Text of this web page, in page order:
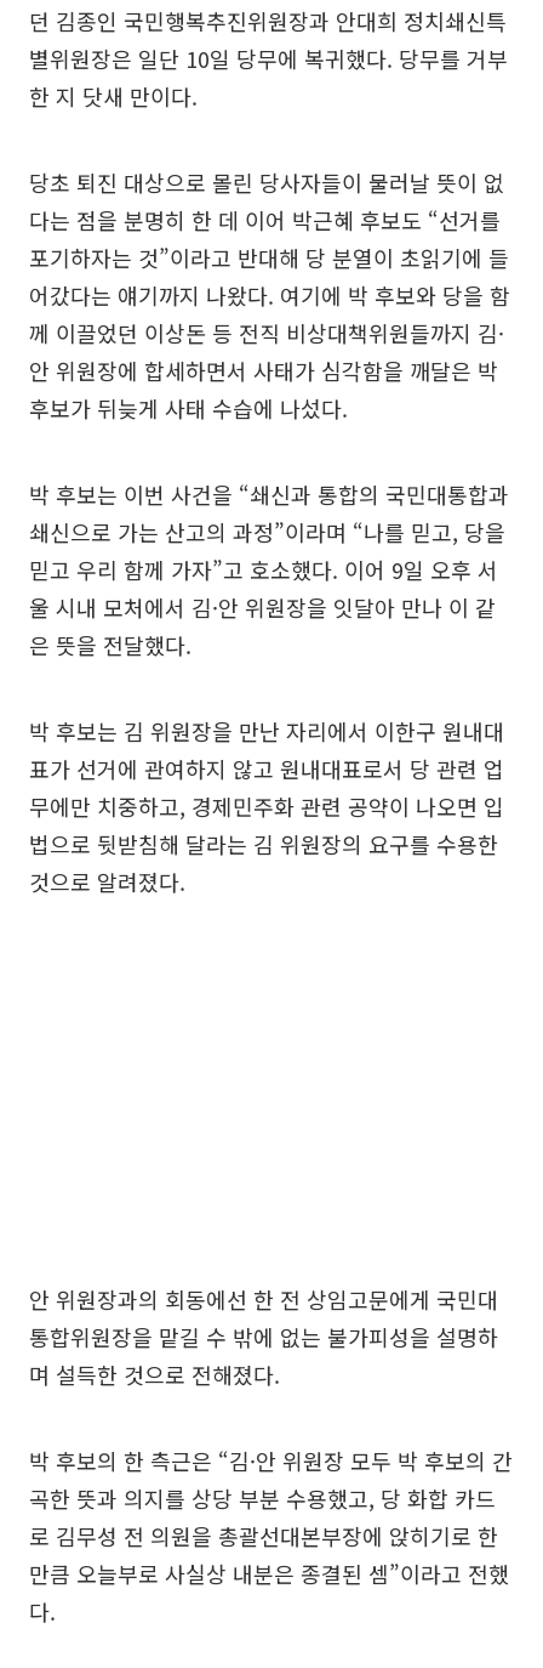
던 김종인 국민행복추진위원장과 안대희 정치쇄신특
별위원장은 일단 10일 당무에 복귀했다. 당무를 거부
한 지 닷새 만이다.
당초 퇴진 대상으로 몰린 당사자들이 물러날 뜻이 없
다는 점을 분명히 한 데 이어 박근혜 후보도 “선거를
포기하자는 것”이라고 반대해 당 분열이 초읽기에 들
어갔다는 얘기까지 나왔다. 여기에 박 후보와 당을 함
께 이끌었던 이상돈 등 전직 비상대책위원들까지 김·
안 위원장에 합세하면서 사태가 심각함을 깨달은 박
후보가 뒤늦게 사태 수습에 나섰다.
박 후보는 이번 사건을 “쇄신과 통합의 국민대통합과
쇄신으로 가는 산고의 과정”이라며 “나를 믿고, 당을
믿고 우리 함께 가자”고 호소했다. 이어 9일 오후 서
울 시내 모처에서 김·안 위원장을 잇달아 만나 이 같
은 뜻을 전달했다.
박 후보는 김 위원장을 만난 자리에서 이한구 원내대
표가 선거에 관여하지 않고 원내대표로서 당 관련 업
무에만 치중하고, 경제민주화 관련 공약이 나오면 입
법으로 뒷받침해 달라는 김 위원장의 요구를 수용한
것으로 알려졌다.
안 위원장과의 회동에선 한 전 상임고문에게 국민대
통합위원장을 맡길 수 밖에 없는 불가피성을 설명하
며 설득한 것으로 전해졌다.
박 후보의 한 측근은 “김·안 위원장 모두 박 후보의 간
곡한 뜻과 의지를 상당 부분 수용했고, 당 화합 카드
로 김무성 전 의원을 총괄선대본부장에 앉히기로 한
만큼 오늘부로 사실상 내분은 종결된 셈”이라고 전했
다.